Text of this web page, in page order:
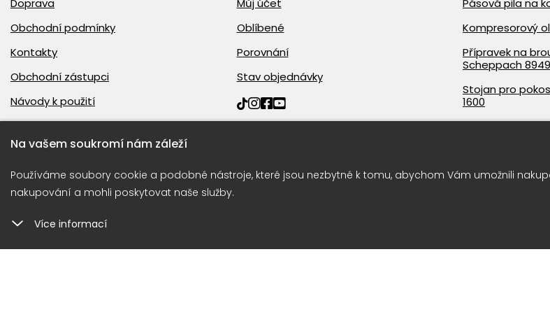
Doprava
Obchodní podmínky
Kontakty
Obchodní zástupci
Návody k použití
Můj účet
Oblíbené
Porovnání
Stav objednávky
Pásová pila na
Kompresorový
Přípravek na
Scheppach
Stojan pro
1600
Na vašem soukromí nám záleží
Používáme soubory cookie a podobné nástroje, které jsou nezbytné k tomu, abychom Vám umožnili
nakupování a mohli poskytovat naše služby.
Více informací